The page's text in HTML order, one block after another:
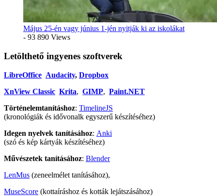
Május 25-én vagy június 1-jén nyitják ki az iskolákat
- 93 890 Views
Letölthető ingyenes szoftverek
LibreOffice Audacity, Dropbox
XnView Classic Krita, GIMP, Paint.NET
Történelemtanításhoz: TimelineJS
(kronológiák és idővonalk egyszerű készítéséhez)
Idegen nyelvek tanításához: Anki
(szó és kép kártyák készítéséhez)
Művészetek tanításához: Blender
LenMus (zeneelmélet tanításához),
MuseScore (kottaíráshoz és kották lejátszásához)